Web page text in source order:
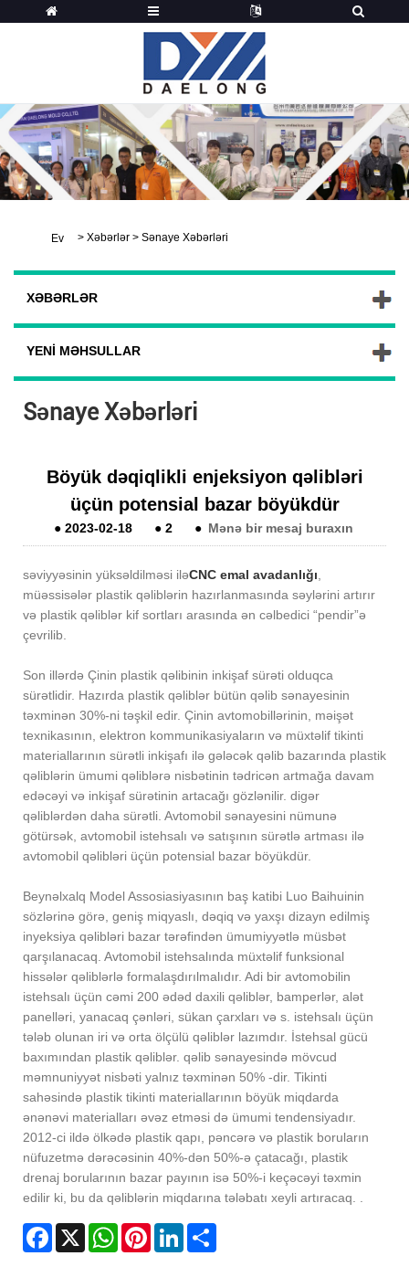
Ev > Xəbərlər > Sənaye Xəbərləri
XƏBƏRLƏR
YENI MƏHSULLAR
Sənaye Xəbərləri
Böyük dəqiqlikli enjeksiyon qəlibləri
üçün potensial bazar böyükdür
● 2023-02-18 ● 2 ● Mənə bir mesaj buraxın
səviyyəsinin yüksəldilməsi iləCNC emal avadanlığı
müəssisələr plastik qəliblərin hazırlanmasında səylərini artırır
və plastik qəliblər kif sortları arasında ən cəlbedici “pendir”ə
çevrilib.
Son illərdə Çinin plastik qəlibinin inkişaf sürəti olduqca
sürətlidir. Hazırda plastik qəliblər bütün qəlib sənayesinin
təxminən 30%-ni təşkil edir. Çinin avtomobillərinin, məişət
texnikasının, elektron kommunikasiyaların və müxtəlif tikinti
materiallarının sürətli inkişafı ilə gələcək qəlib bazarında plastik
qəliblərin ümumi qəliblərə nisbətinin tədricən artmağa davam
edəcəyi və inkişaf sürətinin artacağı gözlənilir. digər
qəliblərdən daha sürətli. Avtomobil sənayesini nümunə
götürsək, avtomobil istehsalı və satışının sürətlə artması ilə
avtomobil qəlibləri üçün potensial bazar böyükdür.
Beynəlxalq Model Assosiasiyasının baş katibi Luo Baihuinin
sözlərinə görə, geniş miqyaslı, dəqiq və yaxşı dizayn edilmiş
inyeksiya qəlibləri bazar tərəfindən ümumiyyətlə müsbət
qarşılanacaq. Avtomobil istehsalında müxtəlif funksional
hissələr qəliblərlə formalaşdırılmalıdır. Adi bir avtomobilin
istehsalı üçün cəmi 200 ədəd daxili qəliblər, bamperlər, alət
panelləri, yanacaq çənləri, sükan çarxları və s. istehsalı üçün
tələb olunan iri və orta ölçülü qəliblər lazımdır. İstehsal gücü
baxımından plastik qəliblər. qəlib sənayesində mövcud
məmnuniyyət nisbəti yalnız təxminən 50% -dir. Tikinti
sahəsində plastik tikinti materiallarının böyük miqdarda
ənənəvi materialları əvəz etməsi də ümumi tendensiyadır.
2012-ci ildə ölkədə plastik qapı, pəncərə və plastik boruların
nüfuzetmə dərəcəsinin 40%-dən 50%-ə çatacağı, plastik
drenaj borularının bazar payının isə 50%-i keçəcəyi təxmin
edilir ki, bu da qəliblərin miqdarına tələbatı xeyli artıracaq. .
Facebook
X WhatsAppPinterestLinkedIn